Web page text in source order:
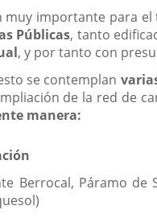
muy importante para
Públicas, tanto
, y por tanto con
se contemplan
de la red de
manera:
Berrocal, Páramo de